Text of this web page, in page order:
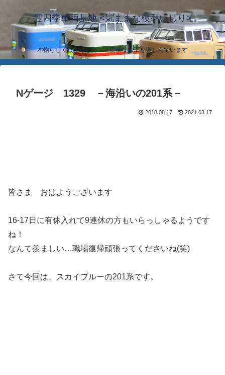
豊四季車両基地 <気ままな模型いじり>
本物らしく模型らしく… 簡単な加工を楽しんでいます
Nゲージ 1329 －海沿いの201系－
2018.08.17 2021.03.17
皆さま おはようございます
16-17日に有休入れて9連休の方もいらっしゃるようです
ね！
なんて羨ましい…職場復帰頑張ってくださいね(笑)
さて今回は、スカイブルーの201系です。